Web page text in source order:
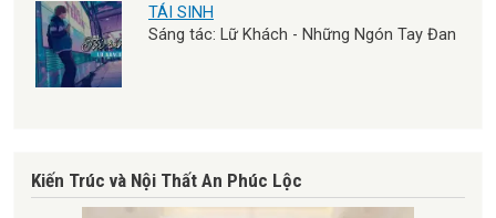
TÁI SINH
Sáng tác: Lữ Khách - Những Ngón Tay Đan
Kiến Trúc và Nội Thất An Phúc Lộc